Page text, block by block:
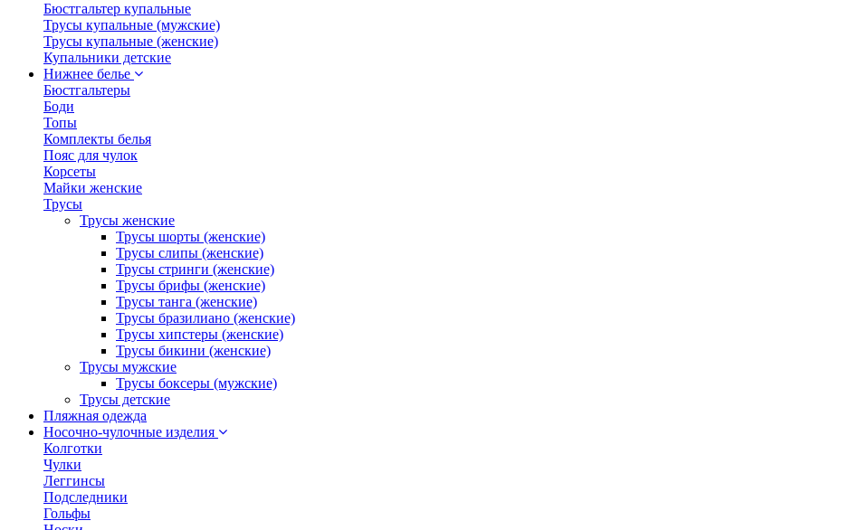
Бюстгальтер купальные
Трусы купальные (мужские)
Трусы купальные (женские)
Купальники детские
Нижнее белье
Бюстгальтеры
Боди
Топы
Комплекты белья
Пояс для чулок
Корсеты
Майки женские
Трусы
Трусы женские
Трусы шорты (женские)
Трусы слипы (женские)
Трусы стринги (женские)
Трусы брифы (женские)
Трусы танга (женские)
Трусы бразилиано (женские)
Трусы хипстеры (женские)
Трусы бикини (женские)
Трусы мужские
Трусы боксеры (мужские)
Трусы детские
Пляжная одежда
Носочно-чулочные изделия
Колготки
Чулки
Леггинсы
Подследники
Гольфы